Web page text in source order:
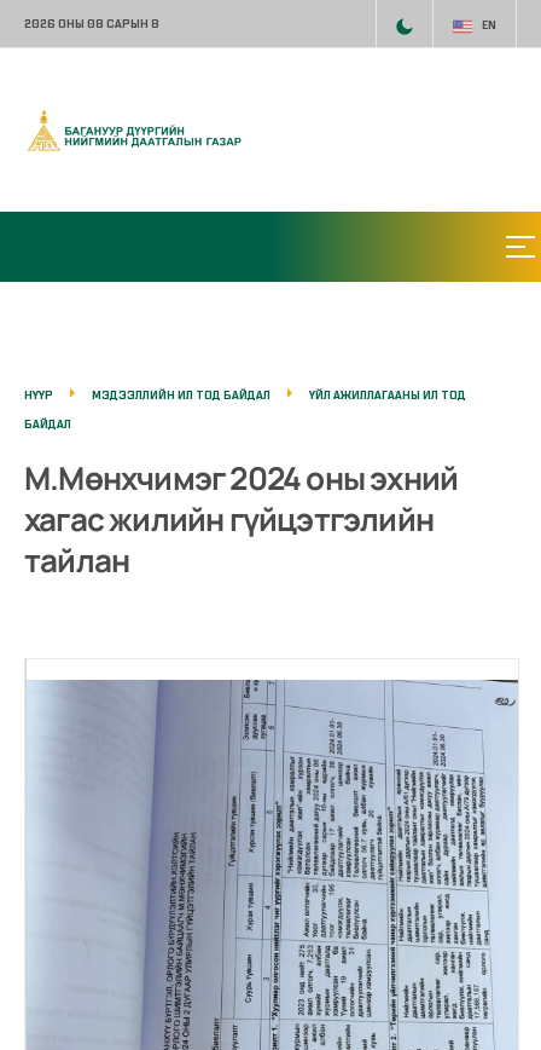
2026 ОНЫ 08 САРЫН 8 EN
НҮҮР МЭДЭЭЛЛИЙН ИЛ ТОД БАЙДАЛ
ҮЙЛ АЖИЛЛАГААНЫ ИЛ ТОД
БАЙДАЛ
М.Мөнхчимэг 2024 оны эхний
хагас жилийн гүйцэтгэлийн
тайлан